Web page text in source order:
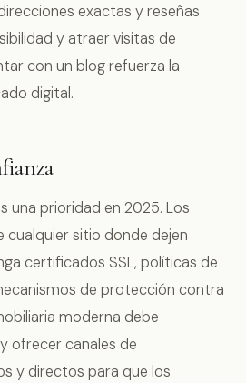
exactas y reseñas
y atraer visitas de
con un blog refuerza la
digital.
una prioridad en 2025. Los
cualquier sitio donde dejen
certificados SSL, políticas de
de protección contra
moderna debe
ofrecer canales de
y directos para que los